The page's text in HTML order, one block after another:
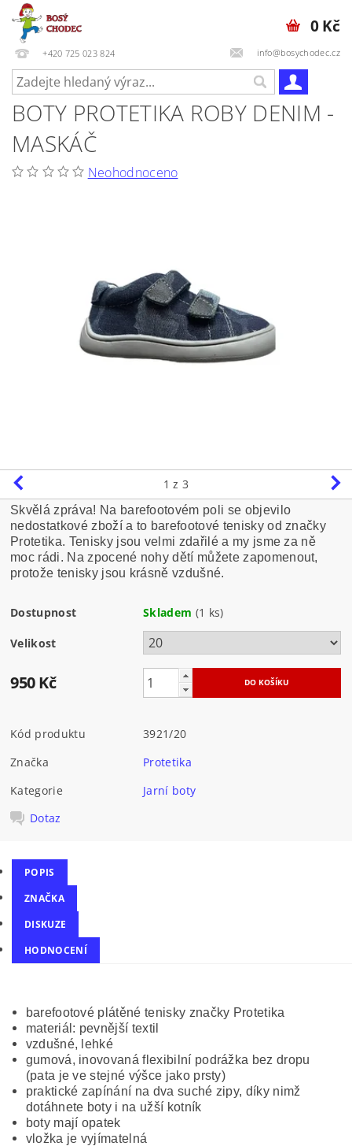
+420 725 023 824 info@bosychodec.cz
0 Kč
BOTY PROTETIKA ROBY DENIM -
MASKÁČ
Neohodnoceno
1 z 3
Skvělá zpráva! Na barefootovém poli se objevilo
nedostatkové zboží a to barefootové tenisky od značky
Protetika. Tenisky jsou velmi zdařilé a my jsme za ně
moc rádi. Na zpocené nohy dětí můžete zapomenout,
protože tenisky jsou krásně vzdušné.
Dostupnost Skladem (1 ks)
Velikost
950 Kč
Kód produktu
3921/20
Značka
Protetika
Kategorie
Jarní boty
Dotaz
POPIS
ZNAČKA
DISKUZE
HODNOCENÍ
barefootové plátěné tenisky značky Protetika
materiál: pevnější textil
vzdušné, lehké
gumová, inovovaná flexibilní podrážka bez dropu
(pata je ve stejné výšce jako prsty)
praktické zapínání na dva suché zipy, díky nimž
dotáhnete boty i na užší kotník
boty mají opatek
vložka je vyjímatelná